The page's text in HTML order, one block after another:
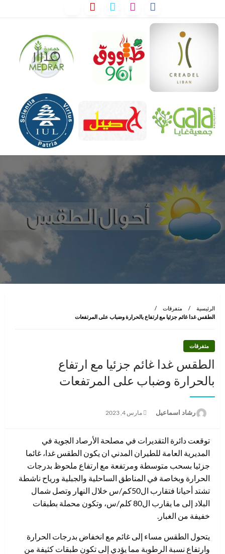
إلى
الرئيسية
متفرقات
الطقس غدا غائم جزئيا مع ارتفاع بالحرارة وضباب على المرتفعات
متفرقات
الطقس غدا غائم جزئيا مع ارتفاع
بالحرارة وضباب على المرتفعات
رشاد اسماعيل
نُشر
مارس 4, 2023
توقعت دائرة التقديرات في مصلحة الأرصاد الجوية في
المديرية العامة للطيران المدني ان يكون الطقس غدا، غائما
جزئيا بسحب متوسطة ومرتفعة مع ارتفاع ملحوظ بدرجات
الحرارة وبخاصة في المناطق الساحلية والجبلية ورياح ناشطة
تشتد أحيانا فتقارب ال50كم/س خلال النهار وتصل شمال
البلاد إلى ما يقارب ال80 كلم/س، وتكون محملة بطبقات
خفيفة من الغبار.
يتحول الطقس مساء إلى غائم مع انخفاض بدرجات الحرارة
وارتفاع نسبة الرطوبة مما يؤدي إلى تكون طبقات كثيفة من